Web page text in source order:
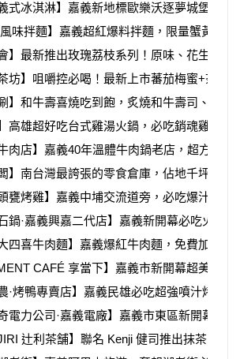
義式冰淇淋】嘉義新地標歐樂沃逐夢城堡，
風味拌麵】嘉義超紅爆料拌麵，限量蟹黃海
會】最新推出玫瑰荔枝系列！原味、花生、卡
茶坊】咀嚼控必喝！最新上市蕃茄梅蜜+茶凍
涮】和牛壽喜燒吃到飽，炙燒和牛壽司、和
】高雄超好吃台式雞湯火鍋，必吃銷魂雞肉
牛肉店】嘉義40年溫體牛肉鍋老店，超方便
闆】南台灣最誇張的零食倉庫，佔地千坪、零
頭甕烤雞】嘉義中埔交流道旁，必吃爆汁烤全
鍋·嘉義興嘉二代店】嘉義新開幕必吃火鍋
大四喜牛肉麵】嘉義爆紅牛肉麵，免費加湯
CAFÉ 享當下】嘉義市新開幕超美可朗
·烤鴨專賣店】嘉義民雄必吃超強噴汁烤鴨
電力公司·嘉義電廠】嘉義市東區新開幕燒
辻利茶舗】聯名 Kenji 健司推出抹茶雪糕